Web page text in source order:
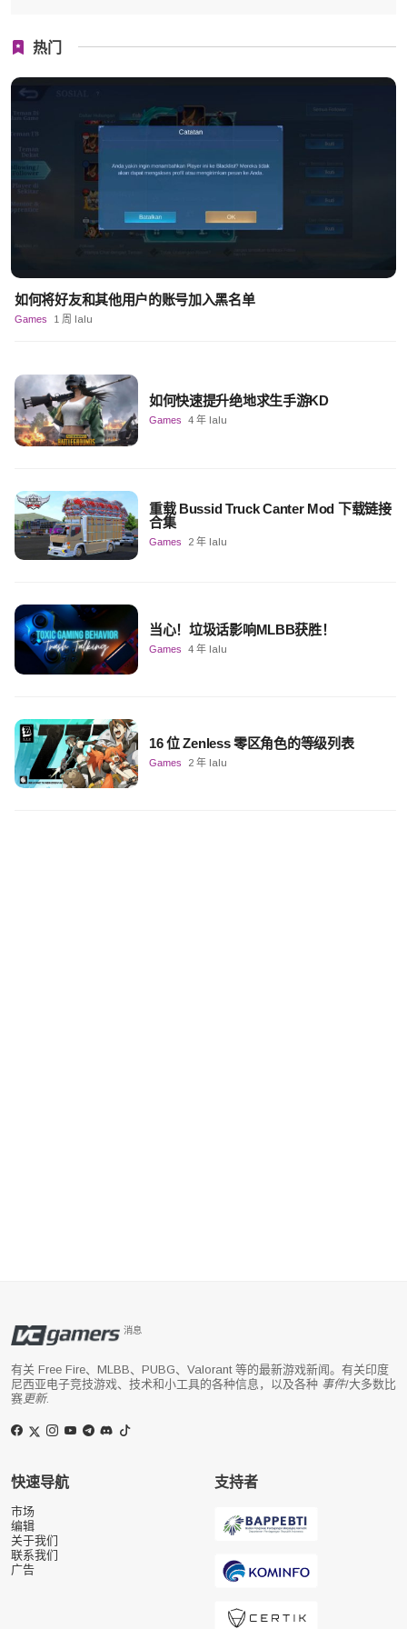
热门
如何将好友和其他用户的账号加入黑名单
Games 1 周 lalu
如何快速提升绝地求生手游KD
Games 4 年 lalu
重载 Bussid Truck Canter Mod 下载链接
合集
Games 2 年 lalu
当心！垃圾话影响MLBB获胜！
Games 4 年 lalu
16 位 Zenless 零区角色的等级列表
Games 2 年 lalu
消息
有关 Free Fire、MLBB、PUBG、Valorant 等的最新游戏新闻。有关印度
尼西亚电子竞技游戏、技术和小工具的各种信息，以及各种 事件/大多数比
赛更新.
快速导航
市场
编辑
关于我们
联系我们
广告
支持者